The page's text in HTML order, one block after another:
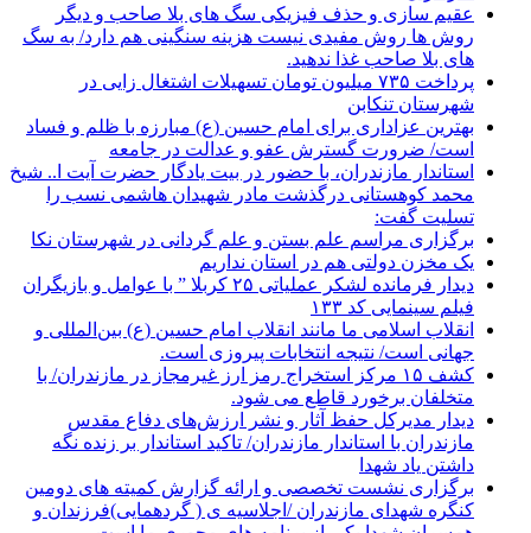
عقیم سازی و حذف فیزیکی سگ های بلا صاحب و دیگر
روش ها روش مفیدی نیست هزینه سنگینی هم دارد/ به سگ
های بلا صاحب غذا ندهید.
پرداخت ۷۳۵ میلیون تومان تسهیلات اشتغال زایی در
شهرستان تنکابن
بهترین عزاداری برای امام حسین (ع) مبارزه با ظلم و فساد
است/ ضرورت گسترش عفو و عدالت در جامعه
استاندار مازندران، با حضور در بیت یادگار حضرت آیت ا.. شیخ
محمد کوهستانی درگذشت مادر شهیدان هاشمی نسب را
تسلیت گفت:
برگزاری مراسم علم بستن و علم گردانی در شهرستان نکا
یک مخزن دولتی هم در استان نداریم
دیدار فرمانده لشکر عملیاتی ۲۵ کربلا ” با عوامل و بازیگران
فیلم سینمایی کد ۱۳۳
انقلاب اسلامی ما مانند انقلاب امام حسین (ع) بین‌المللی و
جهانی است/ نتیجه انتخابات پیروزی است.
کشف ۱۵ مرکز استخراج رمز ارز غیرمجاز در مازندران/ با
متخلفان برخورد قاطع می شود.
دیدار مدیرکل حفظ آثار و نشر ارزش‌های دفاع مقدس
مازندران با استاندار مازندران/ تاکید استاندار بر زنده نگه
داشتن یاد شهدا
برگزاری نشست تخصصی و ارائه گزارش کمیته های دومین
کنگره شهدای مازندران /اجلاسیه ی ( گردهمایی)فرزندان و